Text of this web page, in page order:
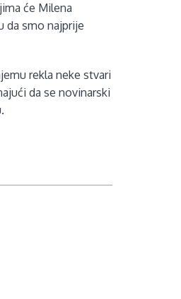
će Milena
da smo najprije
rekla neke stvari
da se novinarski